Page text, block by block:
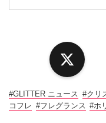
#GLITTER ニュース #クリ
コフレ #フレグランス #ホ